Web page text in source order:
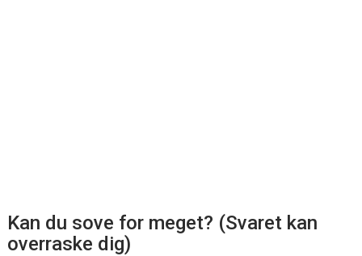
Kan du sove for meget? (Svaret kan
overraske dig)